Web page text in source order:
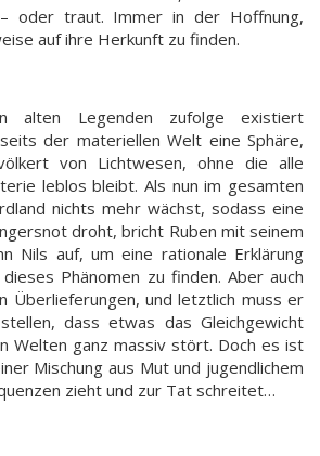
oder traut. Immer in der Hoffnung,
auf ihre Herkunft zu finden.
alten Legenden zufolge existiert
der materiellen Welt eine Sphäre,
von Lichtwesen, ohne die alle
leblos bleibt. Als nun im gesamten
nichts mehr wächst, sodass eine
droht, bricht Ruben mit seinem
Nils auf, um eine rationale Erklärung
Phänomen zu finden. Aber auch
Überlieferungen, und letztlich muss er
dass etwas das Gleichgewicht
Welten ganz massiv stört. Doch es ist
Mischung aus Mut und jugendlichem
zieht und zur Tat schreitet…